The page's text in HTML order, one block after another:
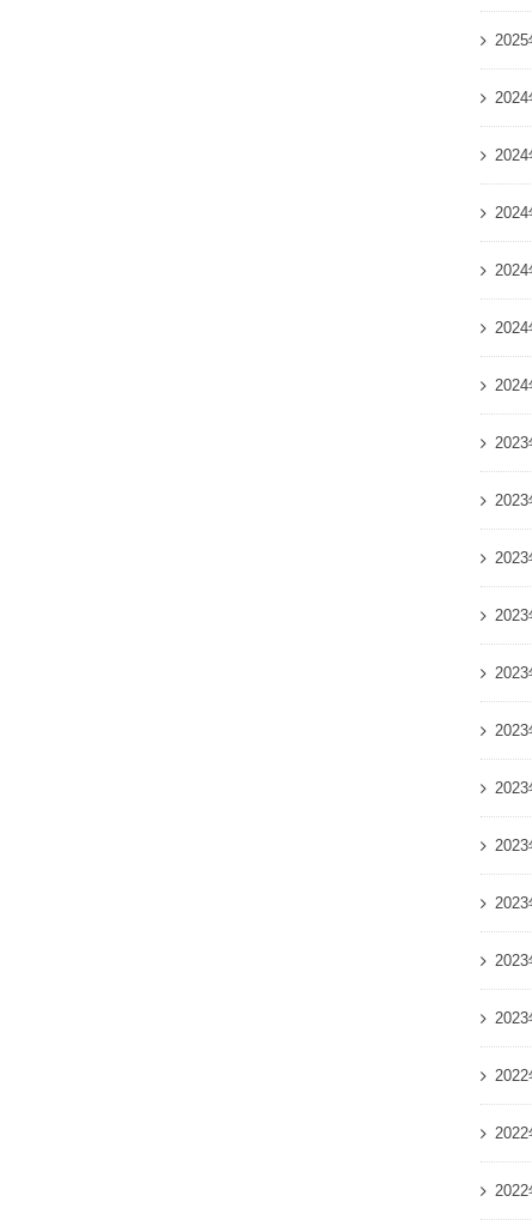
2025
2024
2024
2024
2024
2024
2024
2023
2023
2023
2023
2023
2023
2023
2023
2023
2023
2023
2022
2022
2022